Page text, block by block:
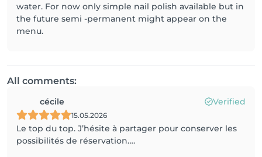
water. For now only simple nail polish available but in
the future semi -permanent might appear on the
menu.
All comments:
cécile Verified
15.05.2026
Le top du top. J’hésite à partager pour conserver les
possibilités de réservation….